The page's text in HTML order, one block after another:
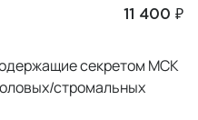
11 400 ₽
секретом МСК
стромальных